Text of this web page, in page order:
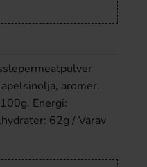
aromer.
Energi:
62g / Varav